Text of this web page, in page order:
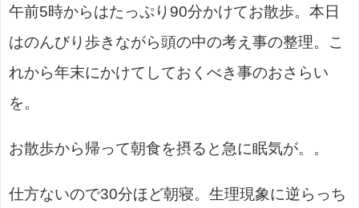
午前5時からはたっぷり90分かけてお散歩。本日
はのんびり歩きながら頭の中の考え事の整理。こ
れから年末にかけてしておくべき事のおさらい
を。
お散歩から帰って朝食を摂ると急に眠気が。。
仕方ないので30分ほど朝寝。生理現象に逆らっち